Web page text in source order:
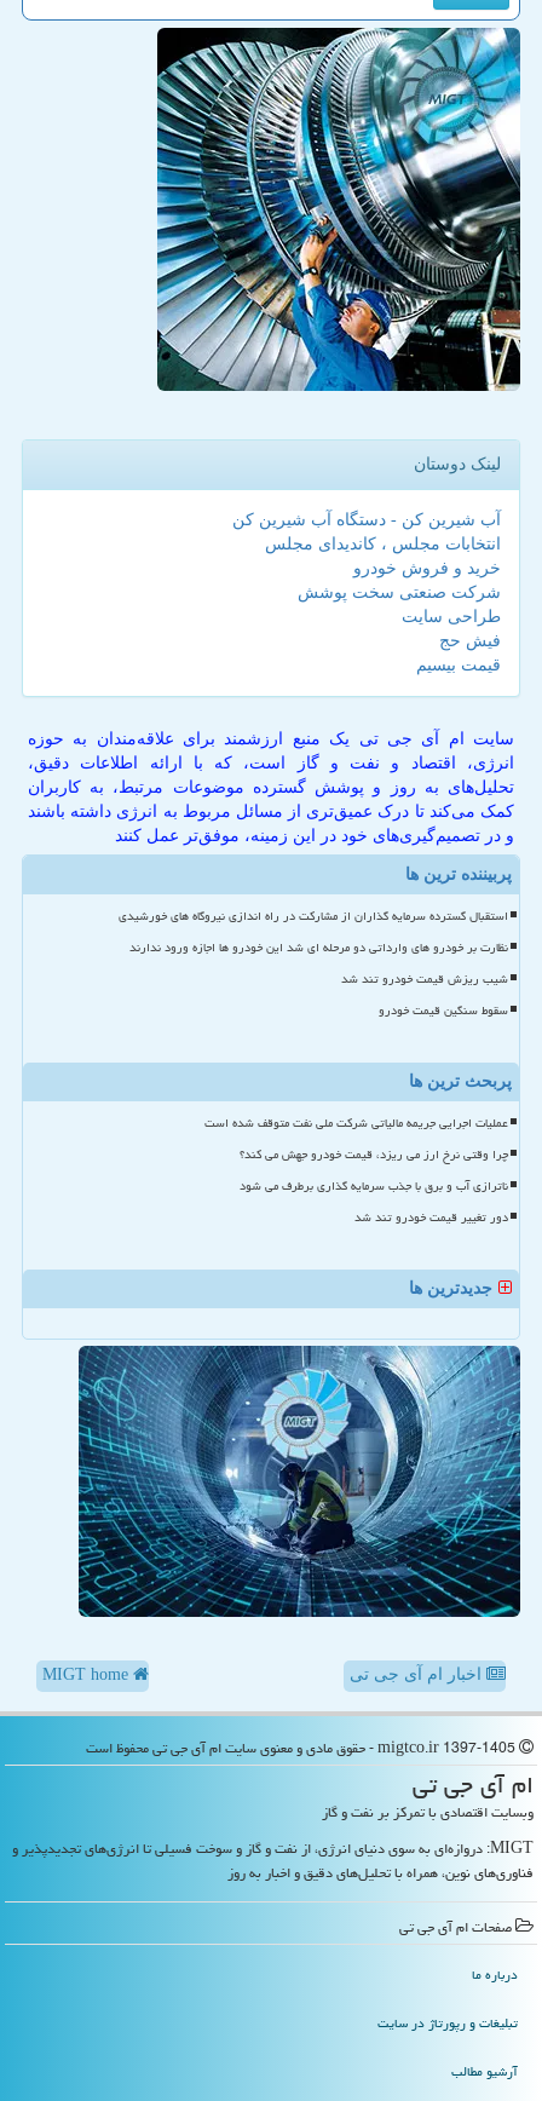
لینک دوستان
آب شیرین کن - دستگاه آب شیرین کن
انتخابات مجلس ، کاندیدای مجلس
خرید و فروش خودرو
شرکت صنعتی سخت پوشش
طراحی سایت
فیش حج
قیمت بیسیم
سایت ام آی جی تی یک منبع ارزشمند برای علاقه‌مندان به حوزه
انرژی، اقتصاد و نفت و گاز است، که با ارائه اطلاعات دقیق،
تحلیل‌های به روز و پوشش گسترده موضوعات مرتبط، به کاربران
کمک می‌کند تا درک عمیق‌تری از مسائل مربوط به انرژی داشته باشند
و در تصمیم‌گیری‌های خود در این زمینه، موفق‌تر عمل کنند
پربیننده ترین ها
استقبال گسترده سرمایه گذاران از مشارکت در راه اندازی نیروگاه های خورشیدی
نظارت بر خودرو های وارداتی دو مرحله ای شد این خودرو ها اجازه ورود ندارند
شیب ریزش قیمت خودرو تند شد
سقوط سنگین قیمت خودرو
پربحث ترین ها
عملیات اجرایی جریمه مالیاتی شرکت ملی نفت متوقف شده است
چرا وقتی نرخ ارز می ریزد، قیمت خودرو جهش می کند؟
ناترازی آب و برق با جذب سرمایه گذاری برطرف می شود
دور تغییر قیمت خودرو تند شد
جدیدترین ها
اخبار ام آی جی تی
ام آی جی تی
وبسایت اقتصادی با تمرکز بر نفت و گاز
MIGT: دروازه‌ای به سوی دنیای انرژی، از نفت و گاز و سوخت فسیلی تا انرژی‌های تجدیدپذیر و
فناوری‌های نوین، همراه با تحلیل‌های دقیق و اخبار به روز
صفحات ام آی جی تی
درباره ما
تبلیغات و رپورتاژ در سایت
آرشیو مطالب